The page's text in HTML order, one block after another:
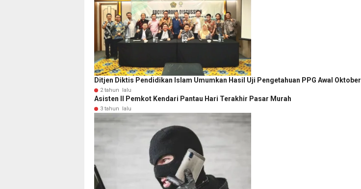
Ditjen Diktis Pendidikan Islam Umumkan Hasil Uji Pengetahuan PPG Awal Oktober
2 tahun lalu
Asisten II Pemkot Kendari Pantau Hari Terakhir Pasar Murah
3 tahun lalu